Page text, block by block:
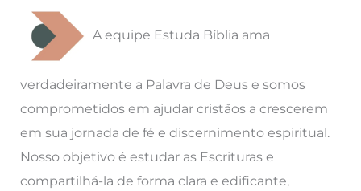
A equipe Estuda Bíblia ama
verdadeiramente a Palavra de Deus e somos
comprometidos em ajudar cristãos a crescerem
em sua jornada de fé e discernimento espiritual.
Nosso objetivo é estudar as Escrituras e
compartilhá-la de forma clara e edificante,